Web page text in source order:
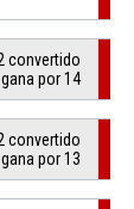
convertido
gana por 14
convertido
gana por 13